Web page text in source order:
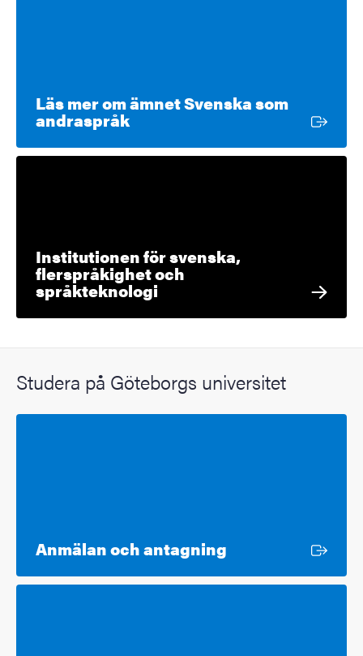
Läs mer om ämnet Svenska som
andraspråkExtern länk
Institutionen för svenska,
flerspråkighet och
språkteknologi
Studera på Göteborgs universitet
Anmälan och antagning Extern länk